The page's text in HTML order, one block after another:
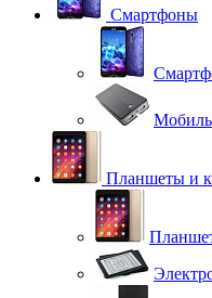
Смартфоны
Планшеты и